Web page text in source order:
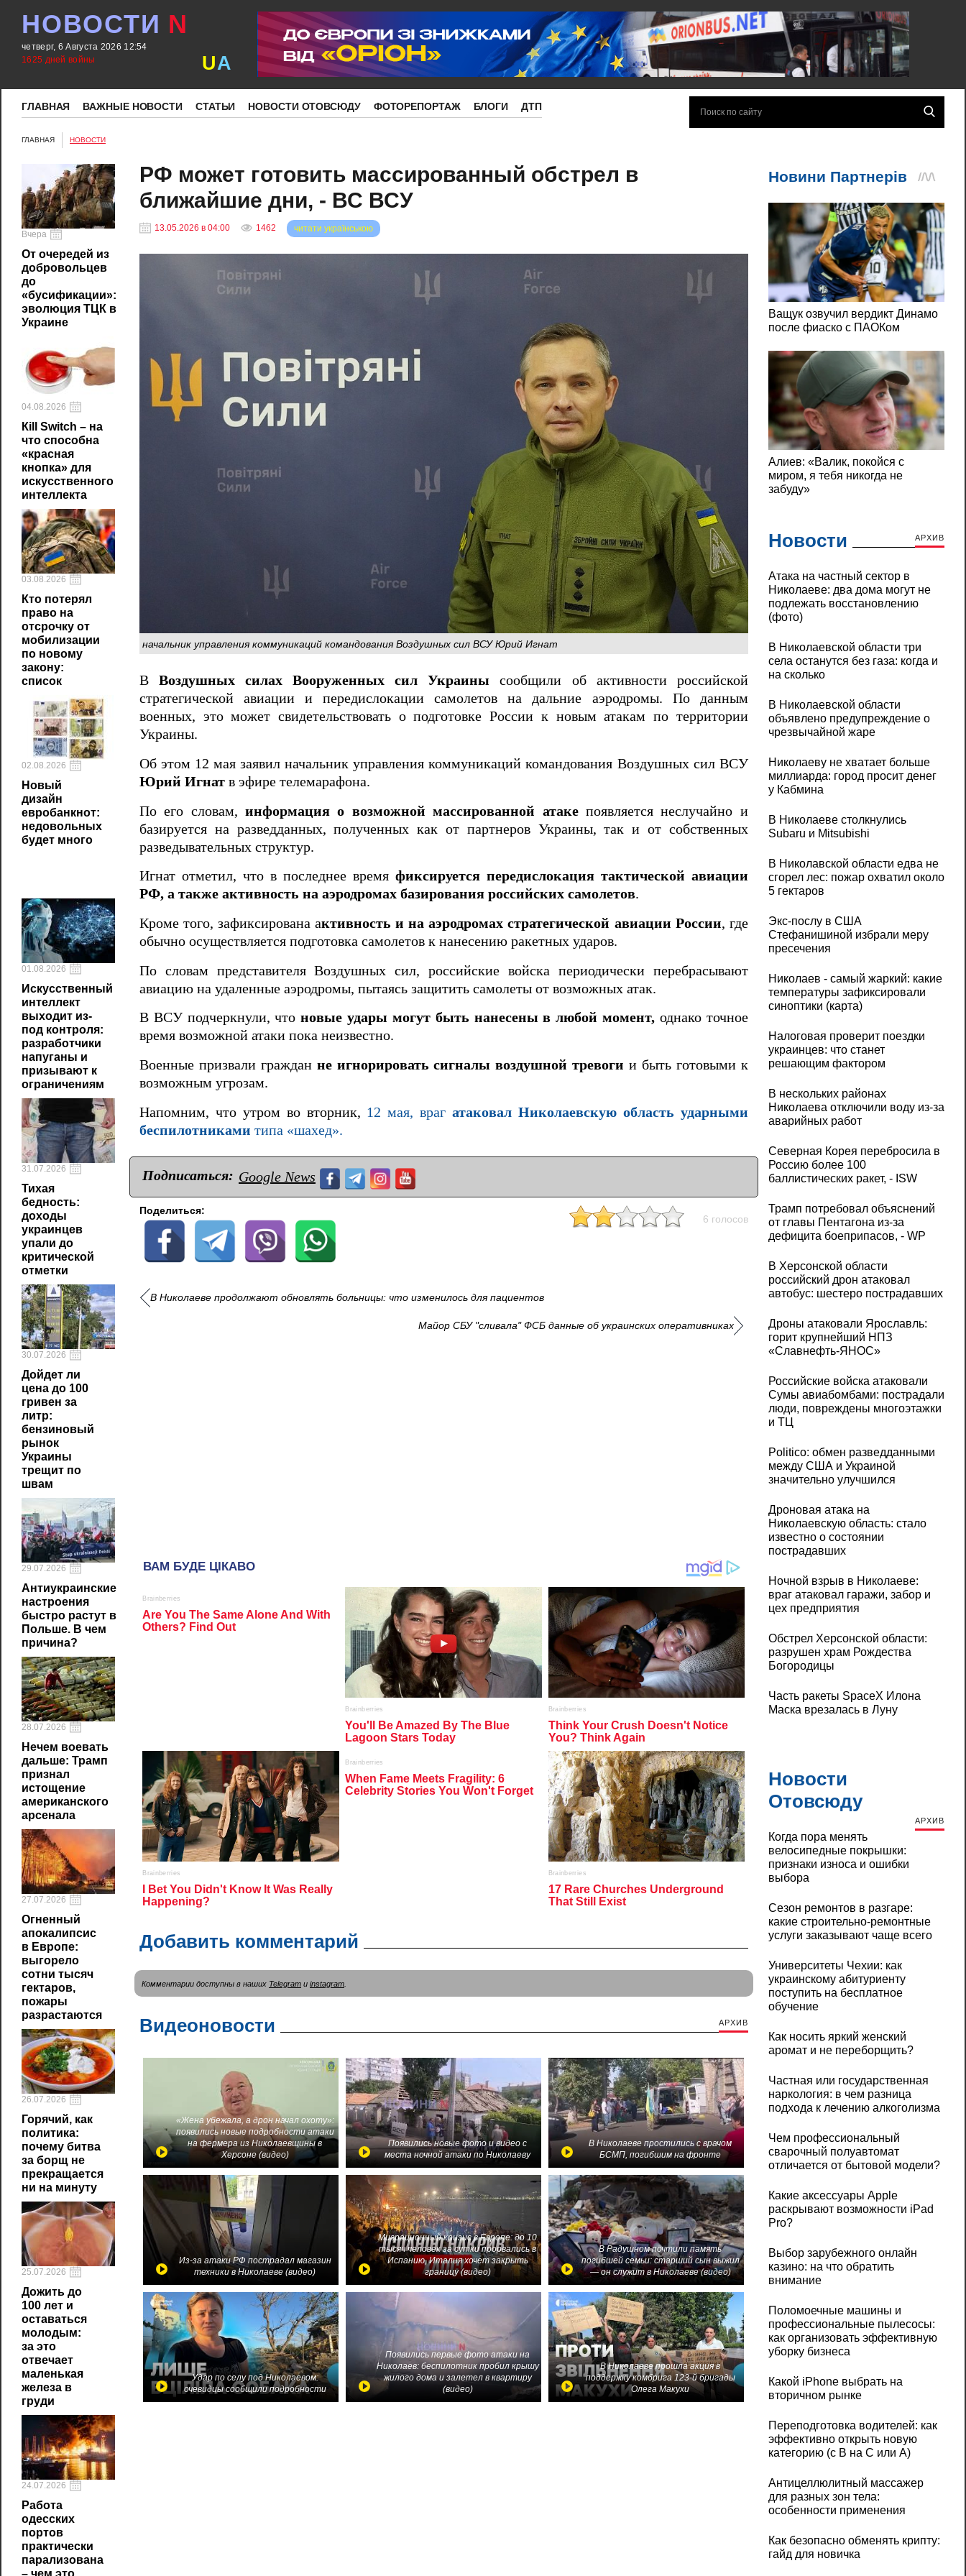
НОВОСТИ N
четверг, 6 Августа 2026 12:54
1625 дней войны
UA
ГЛАВНАЯ ВАЖНЫЕ НОВОСТИ СТАТЬИ НОВОСТИ ОТОВСЮДУ ФОТОРЕПОРТАЖ БЛОГИ ДТП
ГЛАВНАЯ НОВОСТИ
Вчера
От очередей из
добровольцев
до
«бусификации»:
эволюция ТЦК в
Украине
04.08.2026
Кill Switch – на
что способна
«красная
кнопка» для
искусственного
интеллекта
03.08.2026
Кто потерял
право на
отсрочку от
мобилизации
по новому
закону:
список
02.08.2026
Новый
дизайн
евробанкнот:
недовольных
будет много
01.08.2026
Искусственный
интеллект
выходит из-
под контроля:
разработчики
напуганы и
призывают к
ограничениям
31.07.2026
Тихая
бедность:
доходы
украинцев
упали до
критической
отметки
30.07.2026
Дойдет ли
цена до 100
гривен за
литр:
бензиновый
рынок
Украины
трещит по
швам
29.07.2026
Антиукраинские
настроения
быстро растут в
Польше. В чем
причина?
28.07.2026
Нечем воевать
дальше: Трамп
признал
истощение
американского
арсенала
27.07.2026
Огненный
апокалипсис
в Европе:
выгорело
сотни тысяч
гектаров,
пожары
разрастаются
26.07.2026
Горячий, как
политика:
почему битва
за борщ не
прекращается
ни на минуту
25.07.2026
Дожить до
100 лет и
оставаться
молодым:
за это
отвечает
маленькая
железа в
груди
24.07.2026
Работа
одесских
портов
практически
парализована
– чем это
РФ может готовить массированный обстрел в
ближайшие дни, - ВС ВСУ
13.05.2026 в 04:00 1462 читати українською
начальник управления коммуникаций командования Воздушных сил ВСУ Юрий Игнат
ВВоздушных силах Вооруженных сил Украины сообщили об активности российской
стратегической авиации и передислокации самолетов на дальние аэродромы. По данным
военных, это может свидетельствовать о подготовке России к новым атакам по территории
Украины.
Об этом 12 мая заявил начальник управления коммуникаций командования Воздушных сил ВСУ
Юрий Игнат в эфире телемарафона.
По его словам,информация о возможной массированной атакепоявляется неслучайно и
базируется на разведданных, полученных как от партнеров Украины, так и от собственных
разведывательных структур.
Игнат отметил, что в последнее время фиксируется передислокация тактической авиации
РФ, а также активность на аэродромах базирования российских самолетов.
Кроме того, зафиксирована активность и на аэродромах стратегической авиации России, где
обычно осуществляется подготовка самолетов к нанесению ракетных ударов.
По словам представителя Воздушных сил, российские войска периодически перебрасывают
авиацию на удаленные аэродромы, пытаясь защитить самолеты от возможных атак.
В ВСУ подчеркнули, чтоновые удары могут быть нанесены в любой момент, однако точное
время возможной атаки пока неизвестно.
Военные призвали граждан не игнорировать сигналы воздушной тревоги и быть готовыми к
возможным угрозам.
Напомним, что утром во вторник, 12 мая, врагатаковал Николаевскую область ударными
беспилотниками типа «шахед».
Подписаться: Google News
Поделиться:
6 голосов
В Николаеве продолжают обновлять больницы: что изменилось для пациентов
Майор СБУ "сливала" ФСБ данные об украинских оперативниках
Добавить комментарий
Комментарии доступны в наших Telegram и instagram
Видеоновости АРХИВ
«Жена убежала, а дрон начал охоту»:
появились новые подробности атаки
на фермера из Николаевщины в
Херсоне (видео)
Появились новые фото и видео с
места ночной атаки по Николаеву
В Николаеве простились с врачом
БСМП, погибшим на фронте
Из-за атаки РФ пострадал магазин
техники в Николаеве (видео)
Миграционный кризис в Европе: до 10
тысяч человек за сутки прорвались в
Испанию, Италия хочет закрыть
границу (видео)
В Радушном почтили память
погибшей семьи: старший сын выжил
— он служит в Николаеве (видео)
Удар по селу под Николаевом:
очевидцы сообщили подробности
Появились первые фото атаки на
Николаев: беспилотник пробил крышу
жилого дома и залетел в квартиру
(видео)
В Николаеве прошла акция в
поддержку комбрига 123-й бригады
Олега Макухи
Новости АРХИВ
Атака на частный сектор в
Николаеве: два дома могут не
подлежать восстановлению
(фото)
В Николаевской области три
села останутся без газа: когда и
на сколько
В Николаевской области
объявлено предупреждение о
чрезвычайной жаре
Николаеву не хватает больше
миллиарда: город просит денег
у Кабмина
В Николаеве столкнулись
Subaru и Mitsubishi
В Николавской области едва не
сгорел лес: пожар охватил около
5 гектаров
Экс-послу в США
Стефанишиной избрали меру
пресечения
Николаев - самый жаркий: какие
температуры зафиксировали
синоптики (карта)
Налоговая проверит поездки
украинцев: что станет
решающим фактором
В нескольких районах
Николаева отключили воду из-за
аварийных работ
Северная Корея перебросила в
Россию более 100
баллистических ракет, - ISW
Трамп потребовал объяснений
от главы Пентагона из-за
дефицита боеприпасов, - WP
В Херсонской области
российский дрон атаковал
автобус: шестеро пострадавших
Дроны атаковали Ярославль:
горит крупнейший НПЗ
«Славнефть‑ЯНОС»
Российские войска атаковали
Сумы авиабомбами: пострадали
люди, повреждены многоэтажки
и ТЦ
Politico: обмен разведданными
между США и Украиной
значительно улучшился
Дроновая атака на
Николаевскую область: стало
известно о состоянии
пострадавших
Ночной взрыв в Николаеве:
враг атаковал гаражи, забор и
цех предприятия
Обстрел Херсонской области:
разрушен храм Рождества
Богородицы
Часть ракеты SpaceX Илона
Маска врезалась в Луну
Новости
Отовсюду
АРХИВ
Когда пора менять
велосипедные покрышки:
признаки износа и ошибки
выбора
Сезон ремонтов в разгаре:
какие строительно-ремонтные
услуги заказывают чаще всего
Университеты Чехии: как
украинскому абитуриенту
поступить на бесплатное
обучение
Как носить яркий женский
аромат и не переборщить?
Частная или государственная
наркология: в чем разница
подхода к лечению алкоголизма
Чем профессиональный
сварочный полуавтомат
отличается от бытовой модели?
Какие аксессуары Apple
раскрывают возможности iPad
Pro?
Выбор зарубежного онлайн
казино: на что обратить
внимание
Поломоечные машины и
профессиональные пылесосы:
как организовать эффективную
уборку бизнеса
Какой iPhone выбрать на
вторичном рынке
Переподготовка водителей: как
эффективно открыть новую
категорию (с B на C или А)
Антицеллюлитный массажер
для разных зон тела:
особенности применения
Как безопасно обменять крипту:
гайд для новичка